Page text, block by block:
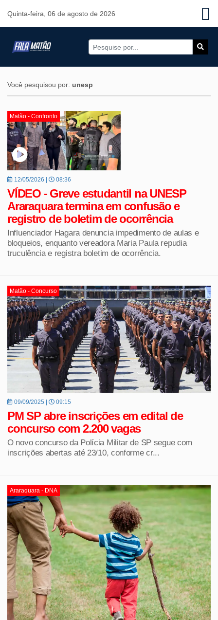
Quinta-feira, 06 de agosto de 2026
Você pesquisou por: unesp
Matão - Confronto
12/05/2026 | 08:36
VÍDEO - Greve estudantil na UNESP
Araraquara termina em confusão e
registro de boletim de ocorrência
Influenciador Hagara denuncia impedimento de aulas e
bloqueios, enquanto vereadora Maria Paula repudia
truculência e registra boletim de ocorrência.
Matão - Concurso
09/09/2025 | 09:15
PM SP abre inscrições em edital de
concurso com 2.200 vagas
O novo concurso da Polícia Militar de SP segue com
inscrições abertas até 23/10, conforme cr...
Araraquara - DNA